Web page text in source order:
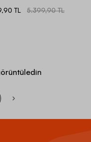
TL 5.399,90 TL